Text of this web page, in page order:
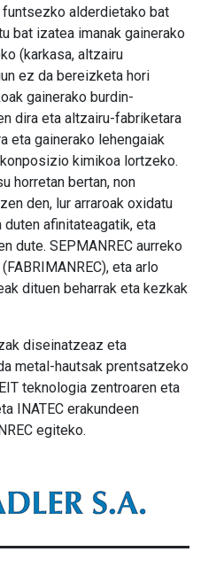
alderdietako bat
bat izatea imanak gainerako
(karkasa, altzairu
ez da bereizketa hori
gainerako burdin-
dira eta altzairu-fabriketara
eta gainerako lehengaiak
kimikoa lortzeko.
horretan bertan, non
den, lur arraroak oxidatu
afinitateagatik, eta
dute. SEPMANREC aurreko
eta arlo
dituen beharrak eta kezkak
diseinatzeaz eta
metal-hautsak prentsatzeko
teknologia zentroaren eta
INATEC erakundeen
egiteko.